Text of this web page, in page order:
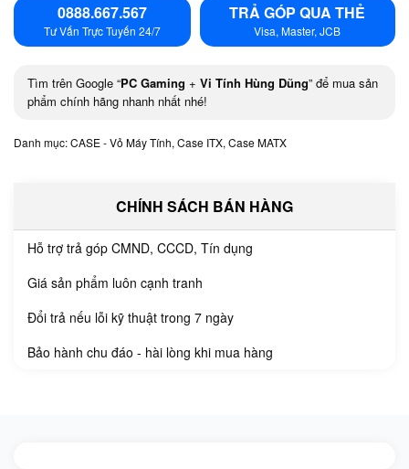
0888.667.567
Tư Vấn Trực Tuyến 24/7
TRẢ GÓP QUA THẺ
Visa, Master, JCB
Tìm trên Google “PC Gaming + Vi Tính Hùng Dũng” để mua sản
phẩm chính hãng nhanh nhất nhé!
Danh mục:CASE - Vỏ Máy Tính, Case ITX, Case MATX
CHÍNH SÁCH BÁN HÀNG
Hỗ trợ trả góp CMND, CCCD, Tín dụng
Giá sản phẩm luôn cạnh tranh
Đổi trả nếu lỗi kỹ thuật trong 7 ngày
Bảo hành chu đáo - hài lòng khi mua hàng